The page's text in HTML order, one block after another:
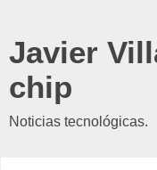
Javier
chip
Noticias tecnológicas.